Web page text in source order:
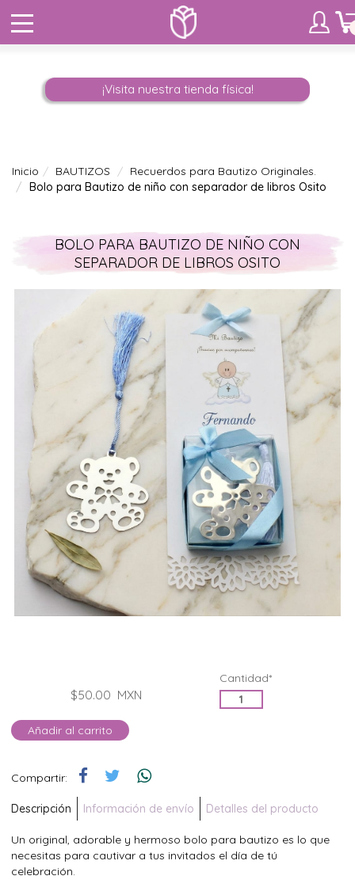
¡Visita nuestra tienda física!
Inicio BAUTIZOS
Recuerdos para Bautizo Originales.
Bolo para Bautizo de niño con separador de libros Osito
BOLO PARA BAUTIZO DE NIÑO CON
SEPARADOR DE LIBROS OSITO
$50.00 MXN
Cantidad*
Añadir al carrito
Compartir:
Descripción Información de envío Detalles del producto
Un original, adorable y hermoso bolo para bautizo es lo que
necesitas para cautivar a tus invitados el día de tú
celebración.